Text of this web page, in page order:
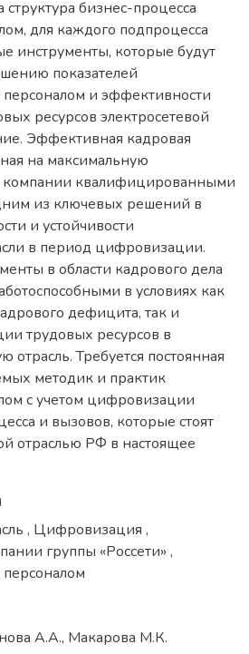
структура бизнес-процесса
для каждого подпроцесса
инструменты, которые будут
показателей
персоналом и эффективности
ресурсов электросетевой
Эффективная кадровая
на максимальную
компании квалифицированными
из ключевых решений в
и устойчивости
в период цифровизации.
в области кадрового дела
в условиях как
дефицита, так и
трудовых ресурсов в
Требуется постоянная
методик и практик
с учетом цифровизации
и вызовов, которые стоят
отраслью РФ в настоящее
, Цифровизация ,
группы «Россети» ,
А.А., Макарова М.К.